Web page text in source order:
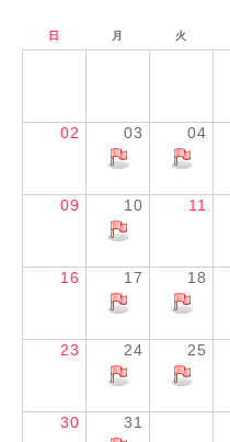
日 月 火
02 03 04
09 10 11
16 17 18
23 24 25
30 31